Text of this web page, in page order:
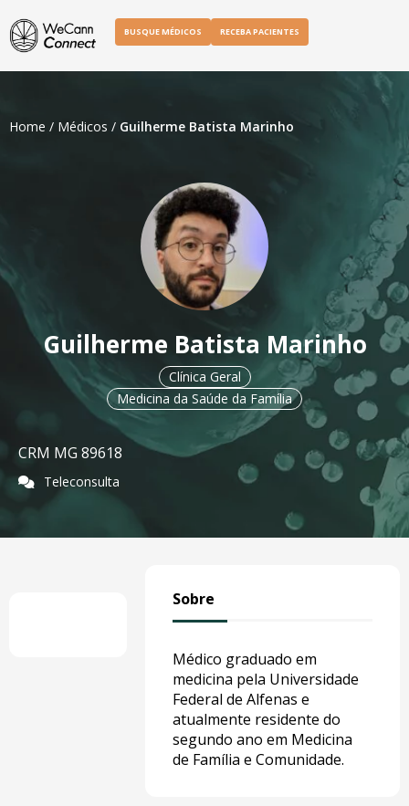
BUSQUE MÉDICOS RECEBA PACIENTES
Home / Médicos / Guilherme Batista Marinho
Guilherme Batista Marinho
Clínica Geral
Medicina da Saúde da Família
CRM MG 89618
Teleconsulta
Sobre
Médico graduado em
medicina pela Universidade
Federal de Alfenas e
atualmente residente do
segundo ano em Medicina
de Família e Comunidade.